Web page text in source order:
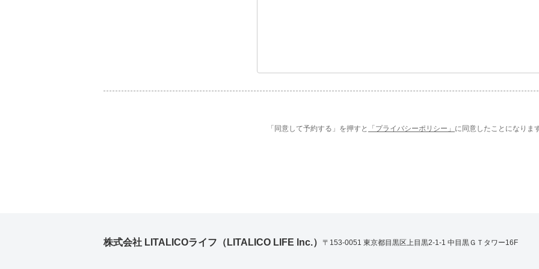
「同意して予約する」を押すと 「プライバシーポリシー」 に同意したことになりま
株式会社 LITALICOライフ（LITALICO LIFE lnc.） 〒153-0051 東京都目黒区上目黒2-1-1 中目黒ＧＴタワー16F